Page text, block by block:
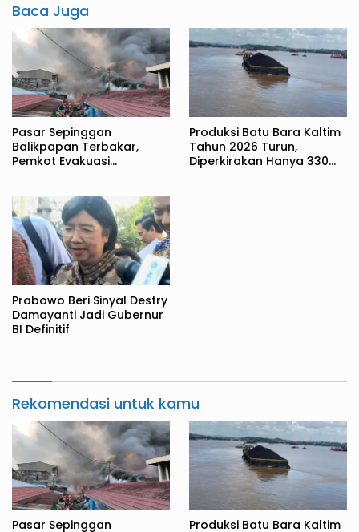
Baca Juga
Pasar Sepinggan
Balikpapan Terbakar,
Pemkot Evakuasi
Produksi Batu Bara Kaltim
Tahun 2026 Turun,
Diperkirakan Hanya 330
Prabowo Beri Sinyal Destry
Damayanti Jadi Gubernur
BI Definitif
Rekomendasi untuk kamu
Pasar Sepinggan
Produksi Batu Bara Kaltim